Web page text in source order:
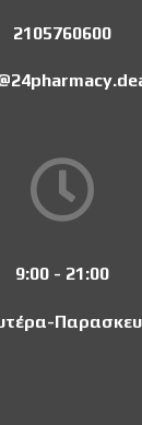
2105760600
9:00 - 21:00